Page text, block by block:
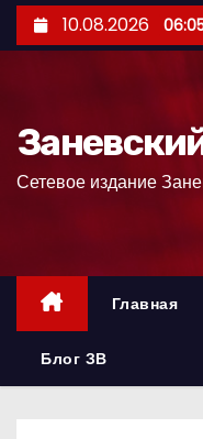
е
р
10.08.2026
Сетевое издание
Главная
Блог ЗВ